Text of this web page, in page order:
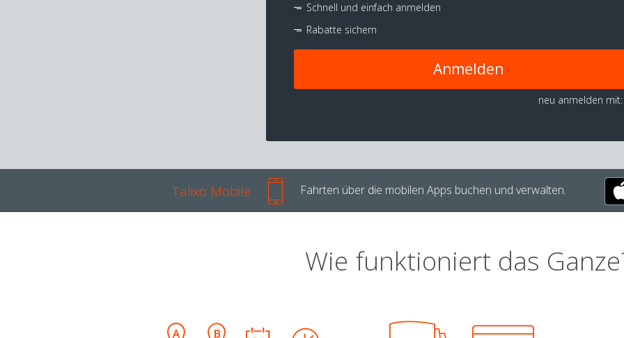
Schnell und einfach anmelden
Rabatte sichern
Anmelden
neu anmelden mit:
Talixo Mobile Fahrten über die mobilen Apps buchen und verwalten.
Wie funktioniert das